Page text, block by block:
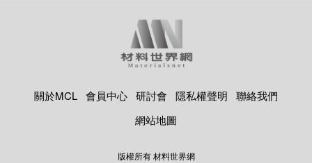
關於MCL 會員中心 研討會 隱私權聲明
聯絡我們
網站地圖
版權所有 材料世界網